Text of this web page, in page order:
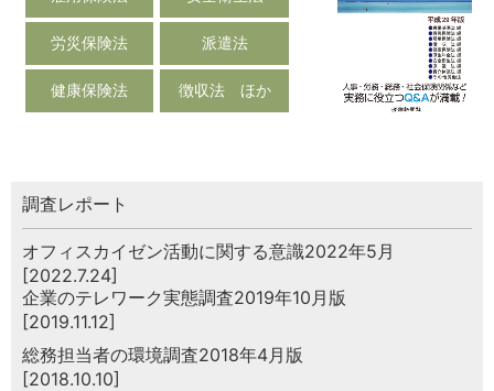
労災保険法 派遣法
健康保険法 徴収法 ほか
調査レポート
オフィスカイゼン活動に関する意識2022年5月
[2022.7.24]
企業のテレワーク実態調査2019年10月版
[2019.11.12]
総務担当者の環境調査2018年4月版
[2018.10.10]